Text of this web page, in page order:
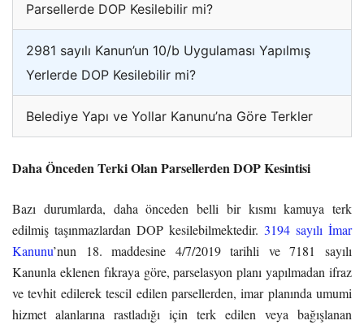
Parsellerde DOP Kesilebilir mi?
2981 sayılı Kanun’un 10/b Uygulaması Yapılmış
Yerlerde DOP Kesilebilir mi?
Belediye Yapı ve Yollar Kanunu’na Göre Terkler
Daha Önceden Terki Olan Parsellerden DOP Kesintisi
Bazı durumlarda, daha önceden belli bir kısmı kamuya terk
edilmiş taşınmazlardan DOP kesilebilmektedir. 3194 sayılı İmar
Kanunu’nun 18. maddesine 4/7/2019 tarihli ve 7181 sayılı
Kanunla eklenen fıkraya göre, parselasyon planı yapılmadan ifraz
ve tevhit edilerek tescil edilen parsellerden, imar planında umumi
hizmet alanlarına rastladığı için terk edilen veya bağışlanan